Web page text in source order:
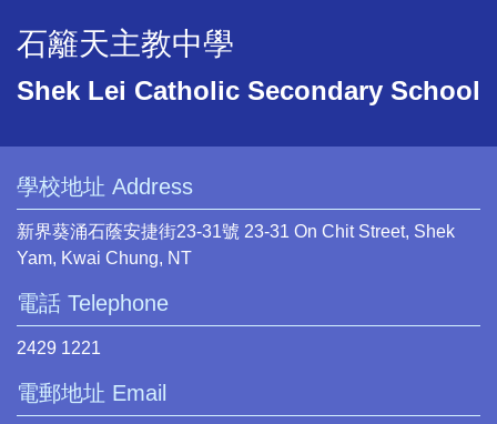
石籬天主教中學
Shek Lei Catholic Secondary School
學校地址 Address
新界葵涌石蔭安捷街23-31號 23-31 On Chit Street, Shek
Yam, Kwai Chung, NT
電話 Telephone
2429 1221
電郵地址 Email